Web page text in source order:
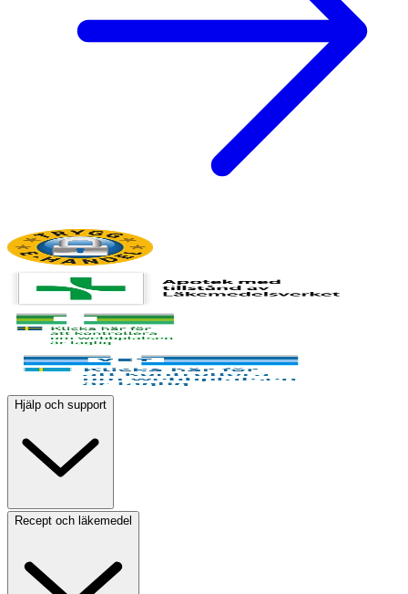
Hjälp och support
Recept och läkemedel